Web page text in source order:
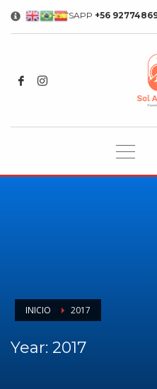
WHATSAPP +56
INICIO 2017
Year: 2017